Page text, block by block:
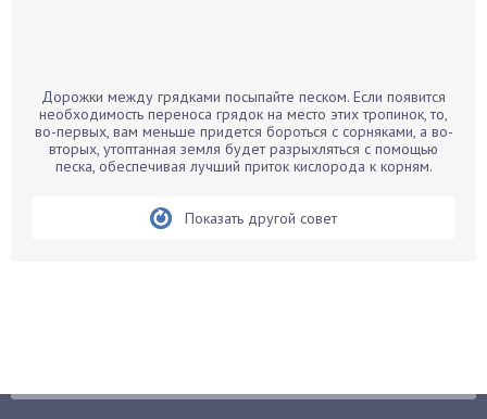
Бархатцы
Бегония
Белые грибы
Дорожки между грядками посыпайте песком. Если появится
необходимость переноса грядок на место этих тропинок, то,
во-первых, вам меньше придется бороться с сорняками, а во-
вторых, утоптанная земля будет разрыхляться с помощью
песка, обеспечивая лучший приток кислорода к корням.
Показать другой совет